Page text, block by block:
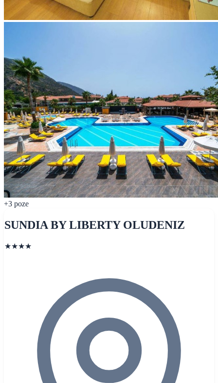
+3 poze
SUNDIA BY LIBERTY OLUDENIZ
★★★★